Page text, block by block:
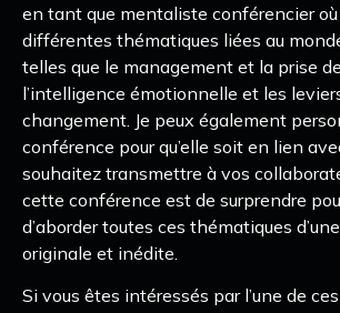
en tant que mentaliste conférencier où
différentes thématiques liées au
telles que le management et la prise
l’intelligence émotionnelle et les
changement. Je peux également
conférence pour qu’elle soit en lien
souhaitez transmettre à vos
cette conférence est de surprendre
d’aborder toutes ces thématiques
originale et inédite.
Si vous êtes intéressés par l’une de